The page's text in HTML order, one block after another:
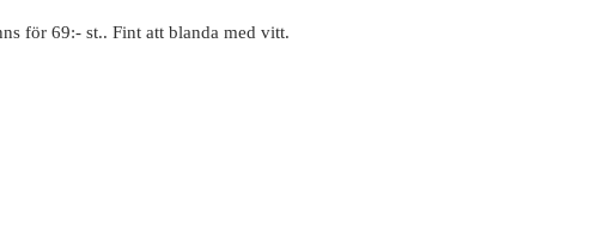
för 69:- st.. Fint att blanda med vitt.